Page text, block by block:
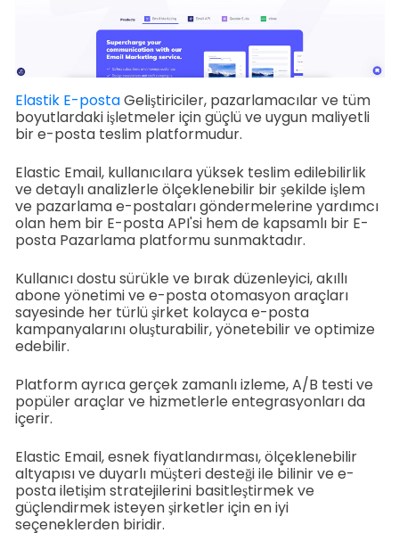
Elastik E-postaGeliştiriciler, pazarlamacılar ve tüm
boyutlardaki işletmeler için güçlü ve uygun maliyetli
bir e-posta teslim platformudur.
Elastic Email, kullanıcılara yüksek teslim edilebilirlik
ve detaylı analizlerle ölçeklenebilir bir şekilde işlem
ve pazarlama e-postaları göndermelerine yardımcı
olan hem bir E-posta API'si hem de kapsamlı bir E-
posta Pazarlama platformu sunmaktadır.
Kullanıcı dostu sürükle ve bırak düzenleyici, akıllı
abone yönetimi ve e-posta otomasyon araçları
sayesinde her türlü şirket kolayca e-posta
kampanyalarını oluşturabilir, yönetebilir ve optimize
edebilir.
Platform ayrıca gerçek zamanlı izleme, A/B testi ve
popüler araçlar ve hizmetlerle entegrasyonları da
içerir.
Elastic Email, esnek fiyatlandırması, ölçeklenebilir
altyapısı ve duyarlı müşteri desteği ile bilinir ve e-
posta iletişim stratejilerini basitleştirmek ve
güçlendirmek isteyen şirketler için en iyi
seçeneklerden biridir.